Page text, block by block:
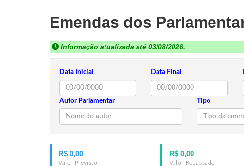
Emendas dos
Informação atualizada até 03/08/2026.
Data Inicial Data Final
Autor Parlamentar Tipo
R$ 0,00
Valor Previsto
R$ 0,00
Valor Repassado